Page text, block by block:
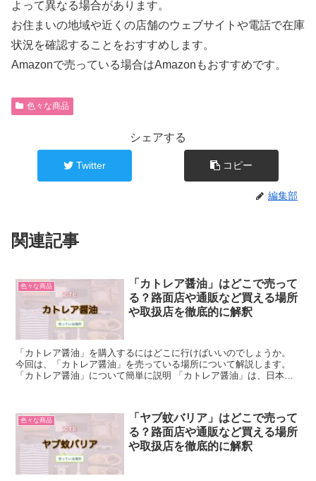
よって異なる場合があります。
お住まいの地域や近くの店舗のウェブサイトや電話で在庫
状況を確認することをおすすめします。
Amazonで売っている場合はAmazonもおすすめです。
色々な商品
シェアする
Twitter コピー
編集部
関連記事
色々な商品
「カトレア醤油」はどこで売って
る？路面店や通販など買える場所
や取扱店を徹底的に解釈
「カトレア醤油」を購入するにはどこに行けばいいのでしょうか。
今回は、「カトレア醤油」を売っている場所について解説します。
「カトレア醤油」について簡単に説明 「カトレア醤油」は、日本の
色々な商品
「ヤブ蚊バリア」はどこで売って
る？路面店や通販など買える場所
や取扱店を徹底的に解釈